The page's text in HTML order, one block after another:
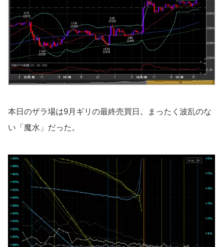
本日のザラ場は9月ギリの最終売買日。まったく波乱のな
い「魔水」だった。